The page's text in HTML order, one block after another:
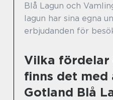
Blå Lagun och
lagun har sina egna
erbjudanden för
Vilka fördelar
finns det med
Gotland Blå